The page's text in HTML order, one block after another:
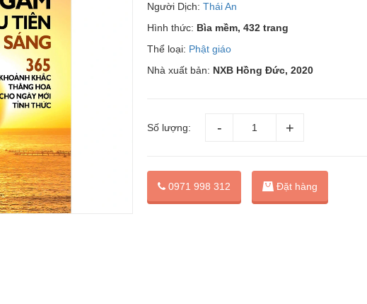
Người Dịch:Thái An
Hình thức: Bìa mềm, 432 trang
Thể loại: Phật giáo
Nhà xuất bản: NXB Hồng Đức, 2020
Số lượng:
0971 998 312 Đặt hàng